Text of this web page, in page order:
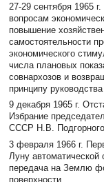
27-29 сентября 1965
вопросам
повышение
самостоятельности
экономического
числа плановых
совнархозов и
принципу
9 декабря 1965 г.
Избрание
СССР Н.В.
3 февраля 1966 г.
Луну автоматической
передача на Землю
поверхности.